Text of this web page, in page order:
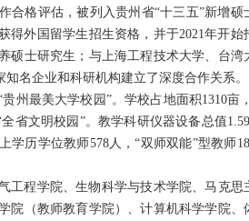
合格评估，被列入贵州省“十三五”新增
得外国留学生招生资格，并于2021年开始
硕士研究生；与上海工程技术大学、台湾
名企业和科研机构建立了深度合作关系。
州最美大学校园”。学校占地面积1310亩
省文明校园”。教学科研仪器设备总值
历学位教师578人，“双师双能”型教师
工程学院、生物科学与技术学院、马克思
院（教师教育学院）、计算机科学学院、